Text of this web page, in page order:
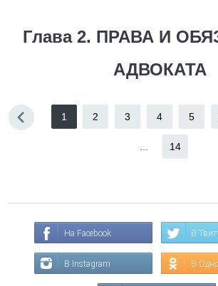
Глава 2. ПРАВА И
АДВОКАТА
1 2 3 4 5
14
На Facebook В
В Instagram В